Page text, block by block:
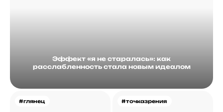
Эффект «я не старалась»: как
расслабленность стала новым идеалом
#глянец #точказрения